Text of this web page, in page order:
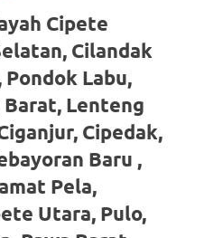
Cipete
Cilandak
Labu,
Barat, Lenteng
Cipedak,
Baru ,
Pela,
Utara, Pulo,